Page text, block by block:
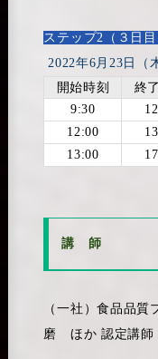
ステップ2（３日目
2022年6月23日（
開始時刻
終
9:30
12:00
13:00
講 師
（一社）食品品
磨 ほか 認定講師